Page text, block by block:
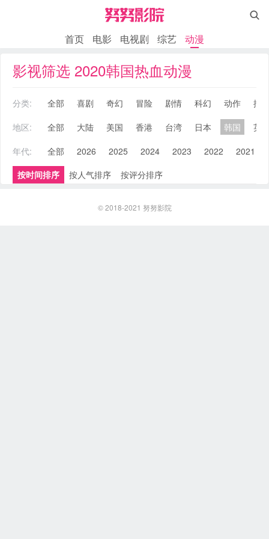

首页 电影 电视剧 综艺 动漫
影视筛选 2020韩国热血动漫
分类: 全部 喜剧 奇幻 冒险 剧情 科幻 动作
搞
地区:
全部 大陆 美国 香港 台湾 日本 韩国
英
年代:
全部 2026 2025 2024 2023 2022 2021
按时间排序
按人气排序 按评分排序
© 2018-2021 努努影院